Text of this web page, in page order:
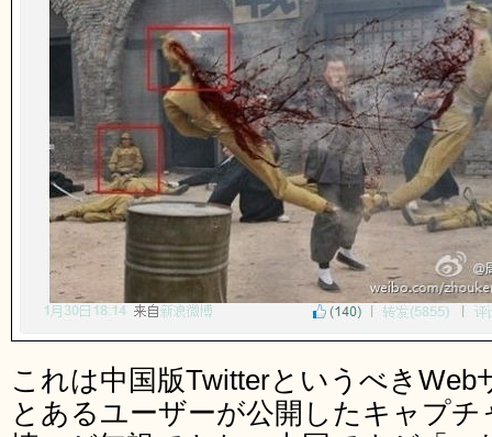
これは中国版TwitterというべきWeb
とあるユーザーが公開したキャプ